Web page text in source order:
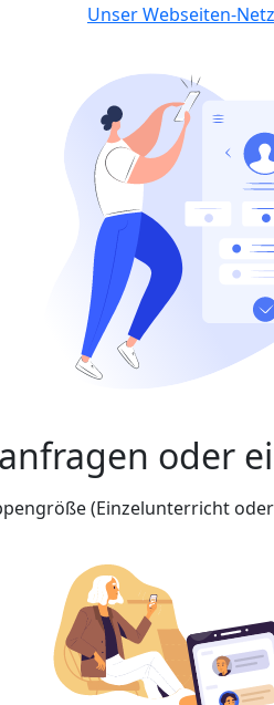
Unser Webseiten-
oder
(Einzelunterricht